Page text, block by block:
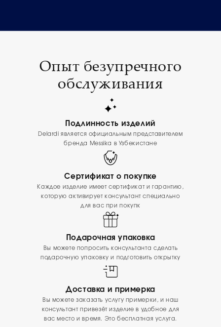
Опыт безупречного
обслуживания
Подлинность изделий
Delardi является официальным представителем
бренда Messika в Узбекистане
Сертификат о покупке
Каждое изделие имеет сертификат и гарантию,
которую активирует консультант специально
для вас при покупк
Подарочная упаковка
Вы можете попросить консультанта сделать
подарочную упаковку и подготовить открытку
Доставка и примерка
Вы можете заказать услугу примерки, и наш
консультант привезёт изделие в удобное для
вас место и время. Это бесплатная услуга.